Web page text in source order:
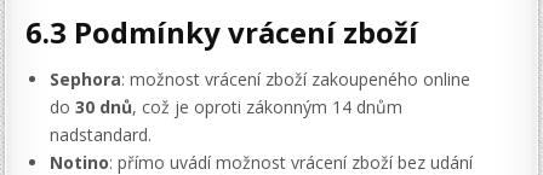
6.3 Podmínky vrácení zboží
Sephora: možnost vrácení zboží zakoupeného online
do30 dnů, což je oproti zákonným 14 dnům
nadstandard.
Notino: přímo uvádí možnost vrácení zboží bez udání